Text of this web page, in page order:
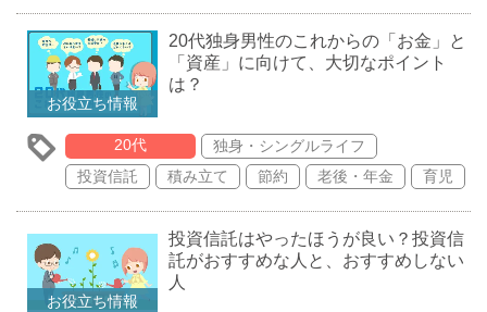
お役立ち情報
20代独身男性のこれからの「お金」と
「資産」に向けて、大切なポイント
は？
20代
独身・シングルライフ
投資信託
積み立て 節約 老後・年金 育児
お役立ち情報
投資信託はやったほうが良い？投資信
託がおすすめな人と、おすすめしない
人